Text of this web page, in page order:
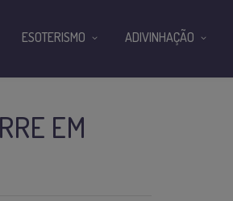
EM
ESOTERISMO ADIVINHAÇÃO